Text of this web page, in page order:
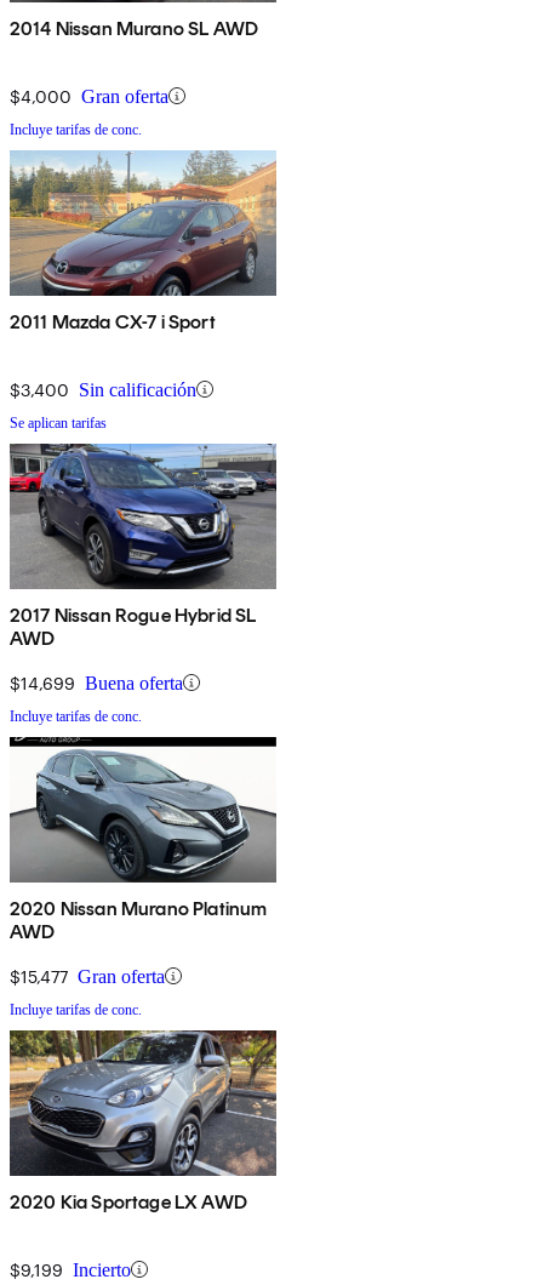
2014 Nissan Murano SL AWD
$4,000 Gran oferta
Incluye tarifas de conc.
2011 Mazda CX-7 i Sport
$3,400 Sin calificación
Se aplican tarifas
2017 Nissan Rogue Hybrid SL
AWD
$14,699 Buena oferta
Incluye tarifas de conc.
2020 Nissan Murano Platinum
AWD
$15,477 Gran oferta
Incluye tarifas de conc.
2020 Kia Sportage LX AWD
$9,199 Incierto